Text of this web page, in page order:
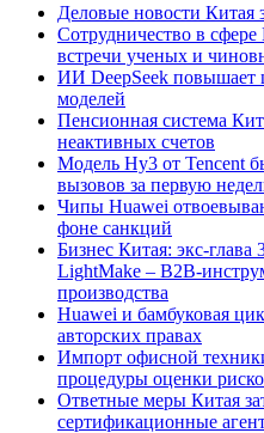
Деловые новости Китая
Сотрудничество в
встречи ученых и
ИИ DeepSeek повышает
моделей
Пенсионная система
неактивных счетов
Модель Hy3 от Tencent
вызовов за первую
Чипы Huawei
фоне санкций
Бизнес Китая: экс-глава
LightMake – B2B-
производства
Huawei и бамбуковая
авторских правах
Импорт офисной
процедуры оценки
Ответные меры Китая
сертификационные